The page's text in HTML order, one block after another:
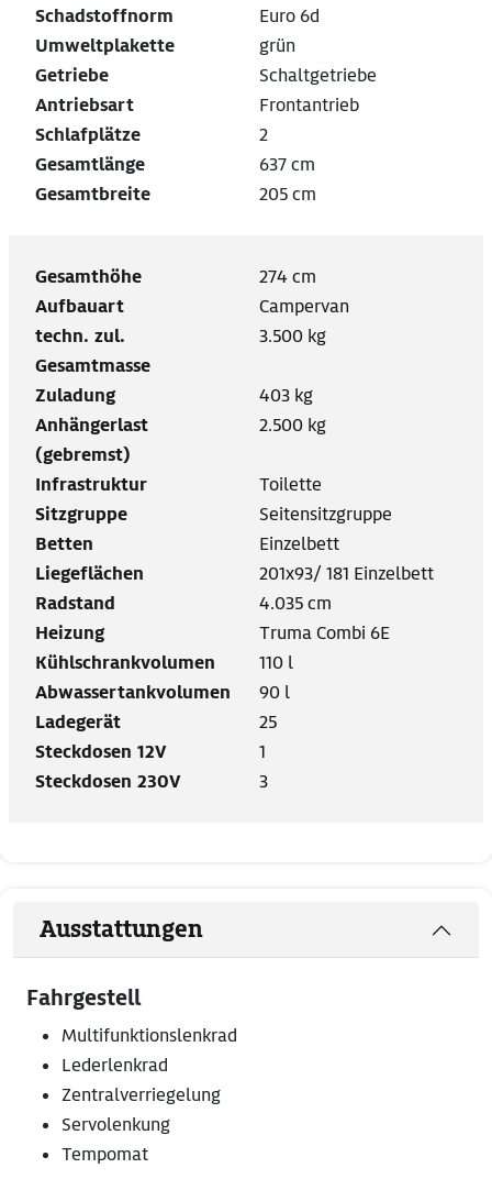
Schadstoffnorm
Euro 6d
Umweltplakette
grün
Getriebe
Schaltgetriebe
Antriebsart
Frontantrieb
Schlafplätze
2
Gesamtlänge
637 cm
Gesamtbreite
205 cm
Gesamthöhe
274 cm
Aufbauart
Campervan
techn. zul.
Gesamtmasse
3.500 kg
Zuladung
403 kg
Anhängerlast
(gebremst)
2.500 kg
Infrastruktur
Toilette
Sitzgruppe
Seitensitzgruppe
Betten
Einzelbett
Liegeflächen
201x93/ 181 Einzelbett
Radstand
4.035 cm
Heizung
Truma Combi 6E
Kühlschrankvolumen
110 l
Abwassertankvolumen
90 l
Ladegerät
25
Steckdosen 12V
1
Steckdosen 230V
3
Ausstattungen
Fahrgestell
Multifunktionslenkrad
Lederlenkrad
Zentralverriegelung
Servolenkung
Tempomat